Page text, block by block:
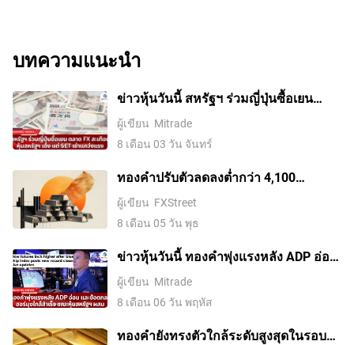
บทความแนะนำ
ข่าวหุ้นวันนี้ สหรัฐฯ ร่วมญี่ปุ่นซื้อเยน
ตลาด FX สะเทือน หุ้นสหรัฐฯ เด้ง แต่ SET
เช้าแกว่งแรง
ผู้เขียน Mitrade
8 เดือน 03 วัน จันทร์
ทองคำปรับตัวลดลงต่ำกว่า 4,100
ดอลลาร์ ขณะที่ตลาดจับตาการเจรจา
ระหว่างสหรัฐฯ กับอิหร่าน
ผู้เขียน FXStreet
8 เดือน 05 วัน พุธ
ข่าวหุ้นวันนี้ ทองคำพุ่งแรงหลัง ADP อ่อน
และข้อตกลงฮอร์มุซใกล้สำเร็จ ขณะหุ้น
สหรัฐฯ ผสม
ผู้เขียน Mitrade
8 เดือน 06 วัน พฤหัส
ทองคำยังทรงตัวใกล้ระดับสูงสุดในรอบ